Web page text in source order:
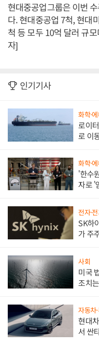
현대중공업그룹은 이번
다. 현대중공업 7척, 현대
척 등 모두 10억 달러 규
자]
인기기사
화학·
로이
로 이
화학·
'한수
자로 '
전자·
SK하
가 주
사회
미국
조치
자동차
현대
서 싼